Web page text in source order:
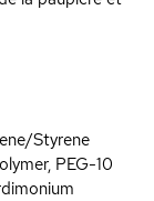
Styrene
PEG-10